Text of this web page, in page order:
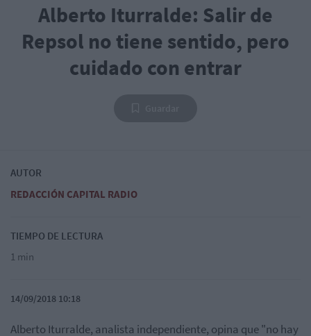
Alberto Iturralde: Salir de
Repsol no tiene sentido, pero
cuidado con entrar
AUTOR
REDACCIÓN CAPITAL RADIO
TIEMPO DE LECTURA
1 min
14/09/2018 10:18
Alberto Iturralde, analista independiente, opina que "no hay